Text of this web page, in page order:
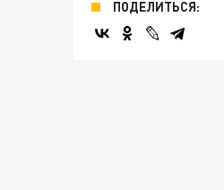
ПОДЕЛИТЬСЯ: